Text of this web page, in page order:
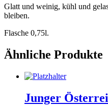
Glatt und weinig, kühl und
bleiben.
Flasche 0,75l.
Ähnliche Produkte
Junger